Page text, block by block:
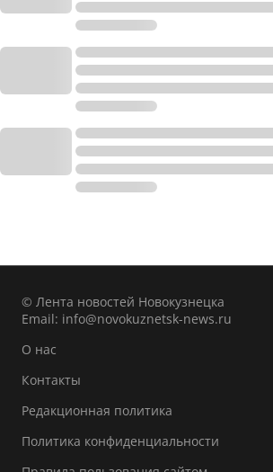
© Лента новостей Новокузнецка
Email: info@novokuznetsk-news.ru
О нас
Контакты
Редакционная политика
Политика конфиденциальности